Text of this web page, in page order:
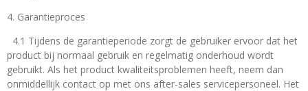
4. Garantieproces
4.1 Tijdens de garantieperiode zorgt de gebruiker ervoor dat het
product bij normaal gebruik en regelmatig onderhoud wordt
gebruikt. Als het product kwaliteitsproblemen heeft, neem dan
onmiddellijk contact op met ons after-sales servicepersoneel. Het